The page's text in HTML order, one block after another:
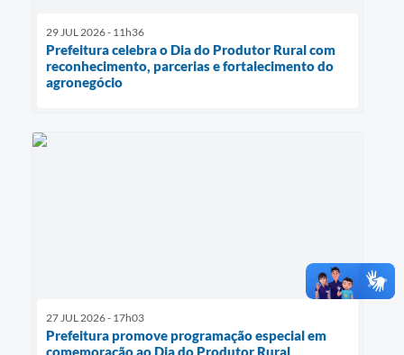
29 JUL 2026 - 11h36
Prefeitura celebra o Dia do Produtor Rural com
reconhecimento, parcerias e fortalecimento do
agronegócio
27 JUL 2026 - 17h03
Prefeitura promove programação especial em
comemoração ao Dia do Produtor Rural